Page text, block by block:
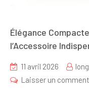
Élégance
l’Accessoire
11 avril 2026
Laisser un